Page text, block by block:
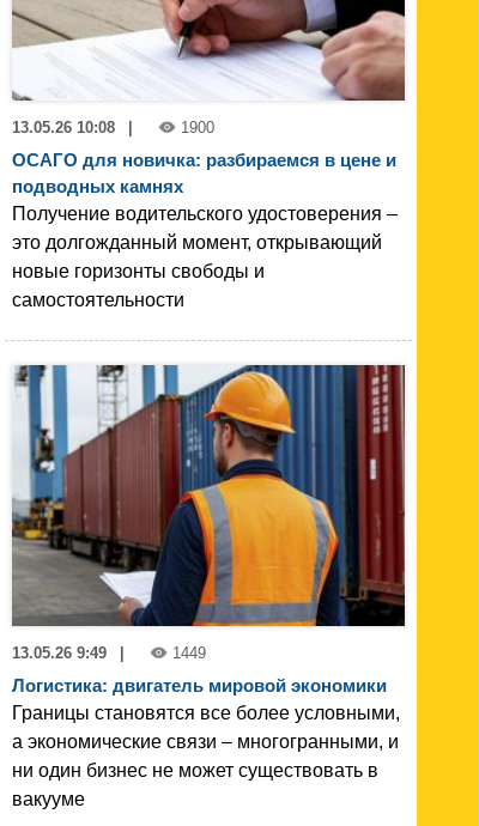
13.05.26 10:08 | 1900
ОСАГО для новичка: разбираемся в цене и
подводных камнях
Получение водительского удостоверения –
это долгожданный момент, открывающий
новые горизонты свободы и
самостоятельности
13.05.26 9:49 1449
Логистика: двигатель мировой экономики
Границы становятся все более условными,
а экономические связи – многогранными, и
ни один бизнес не может существовать в
вакууме